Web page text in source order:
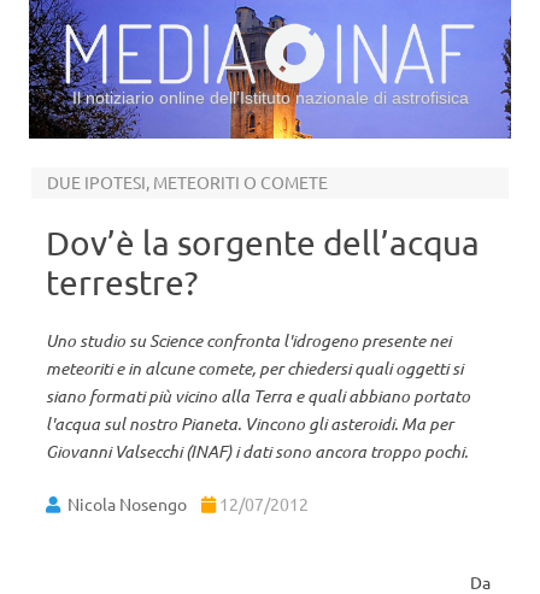
Il notiziario online dell’Istituto nazionale di astrofisica
DUE IPOTESI, METEORITI O COMETE
Dov’è la sorgente dell’acqua
terrestre?
Uno studio su Science confronta l'idrogeno presente nei
meteoriti e in alcune comete, per chiedersi quali oggetti si
siano formati più vicino alla Terra e quali abbiano portato
l'acqua sul nostro Pianeta. Vincono gli asteroidi. Ma per
Giovanni Valsecchi (INAF) i dati sono ancora troppo pochi.
Nicola Nosengo 12/07/2012
Da